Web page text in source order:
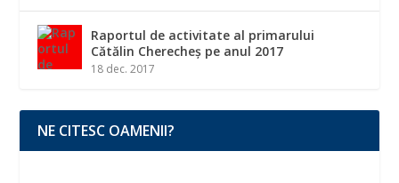
Raportul de activitate al primarului
Cătălin Cherecheș pe anul 2017
18 dec. 2017
NE CITESC OAMENII?